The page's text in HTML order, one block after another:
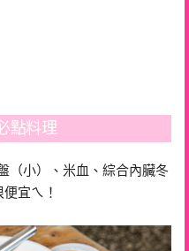
點料理
（小）、米血、綜合內臟冬
宜ㄟ！